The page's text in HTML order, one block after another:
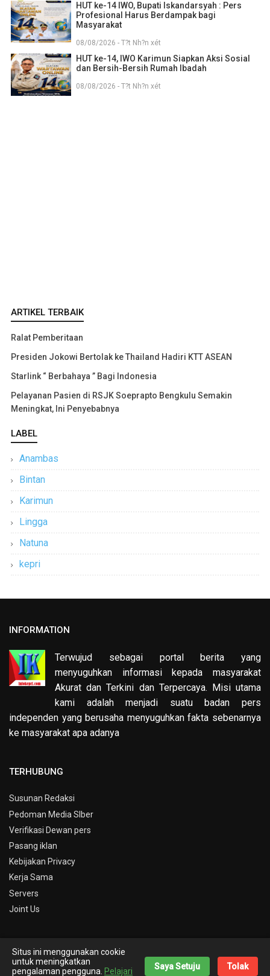
HUT ke-14 IWO, Bupati Iskandarsyah : Pers
Profesional Harus Berdampak bagi
Masyarakat
08/08/2026 - T?t Nh?n xét
HUT ke-14, IWO Karimun Siapkan Aksi Sosial
dan Bersih-Bersih Rumah Ibadah
08/08/2026 - T?t Nh?n xét
ARTIKEL TERBAIK
Ralat Pemberitaan
Presiden Jokowi Bertolak ke Thailand Hadiri KTT ASEAN
Starlink “ Berbahaya ” Bagi Indonesia
Pelayanan Pasien di RSJK Soeprapto Bengkulu Semakin
Meningkat, Ini Penyebabnya
LABEL
Anambas
Bintan
Karimun
Lingga
Natuna
kepri
INFORMATION
Terwujud sebagai portal berita yang
menyuguhkan informasi kepada masyarakat
Akurat dan Terkini dan Terpercaya. Misi utama
kami adalah menjadi suatu badan pers
independen yang berusaha menyuguhkan fakta sebenarnya
ke masyarakat apa adanya
TERHUBUNG
Susunan Redaksi
Pedoman Media SIber
Verifikasi Dewan pers
Pasang iklan
Kebijakan Privacy
Kerja Sama
Servers
Joint Us
© Copyright 2019 -
Theme ByNick Desain
Situs ini menggunakan cookie
untuk meningkatkan
pengalaman pengguna. Pelajari Saya Setuju Tolak